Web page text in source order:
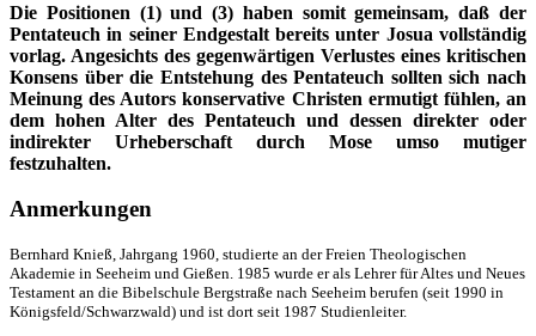
Die Positionen (1) und (3) haben somit gemeinsam, daß der
Pentateuch in seiner Endgestalt bereits unter Josua vollständig
vorlag. Angesichts des gegenwärtigen Verlustes eines kritischen
Konsens über die Entstehung des Pentateuch sollten sich nach
Meinung des Autors konservative Christen ermutigt fühlen, an
dem hohen Alter des Pentateuch und dessen direkter oder
indirekter Urheberschaft durch Mose umso mutiger
festzuhalten.
Anmerkungen
Bernhard Knieß, Jahrgang 1960, studierte an der Freien Theologischen
Akademie in Seeheim und Gießen. 1985 wurde er als Lehrer für Altes und Neues
Testament an die Bibelschule Bergstraße nach Seeheim berufen (seit 1990 in
Königsfeld/Schwarzwald) und ist dort seit 1987 Studienleiter.